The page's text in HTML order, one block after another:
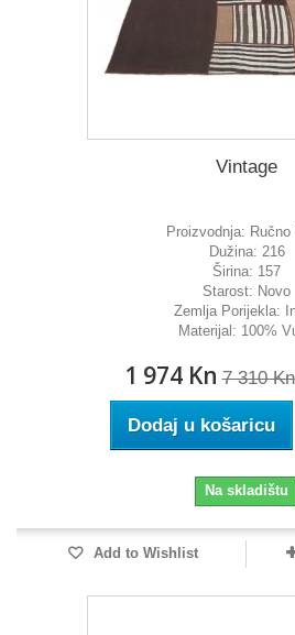
Vintage
Proizvodnja: Ručno
Dužina: 216
Širina: 157
Starost: Novo
Zemlja Porijekla:
Materijal: 100%
1 974 Kn 7 310 Kn
Dodaj u košaricu
Na skladištu
Add to Wishlist